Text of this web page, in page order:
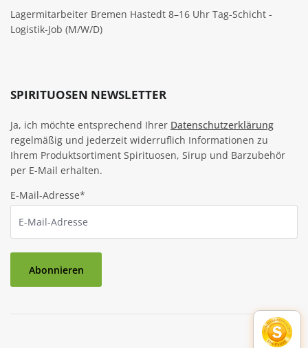
Lagermitarbeiter Bremen Hastedt 8–16 Uhr Tag-Schicht -
Logistik-Job (M/W/D)
SPIRITUOSEN NEWSLETTER
Ja, ich möchte entsprechend Ihrer Datenschutzerklärung
regelmäßig und jederzeit widerruflich Informationen zu
Ihrem Produktsortiment Spirituosen, Sirup und Barzubehör
per E-Mail erhalten.
E-Mail-Adresse*
Abonnieren